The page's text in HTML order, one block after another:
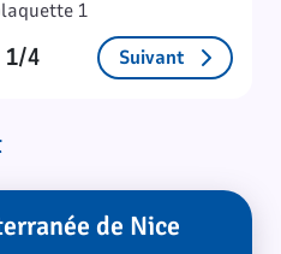
1
1/4 Suivant
de Nice
de Nice